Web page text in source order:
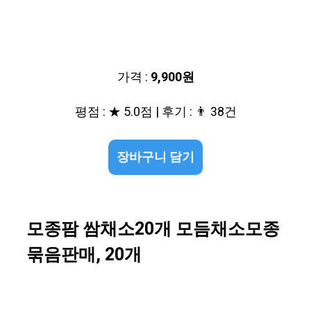
가격 : 9,900원
평점 : ★ 5.0점 | 후기 : 👨‍‍ 38건
장바구니 담기
모종팜 쌈채소20개 모듬채소모종
묶음판매, 20개